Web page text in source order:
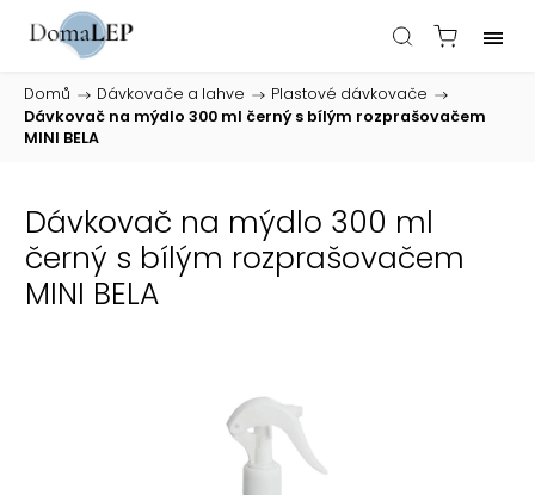
Domů / Dávkovače a lahve / Plastové dávkovače /
Dávkovač na mýdlo 300 ml černý s bílým rozprašovačem
MINI BELA
Dávkovač na mýdlo 300 ml
černý s bílým rozprašovačem
MINI BELA